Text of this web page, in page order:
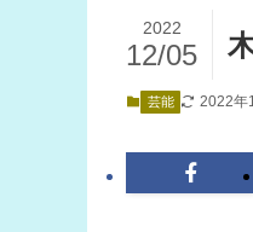
2022
12/05
芸能 2022年